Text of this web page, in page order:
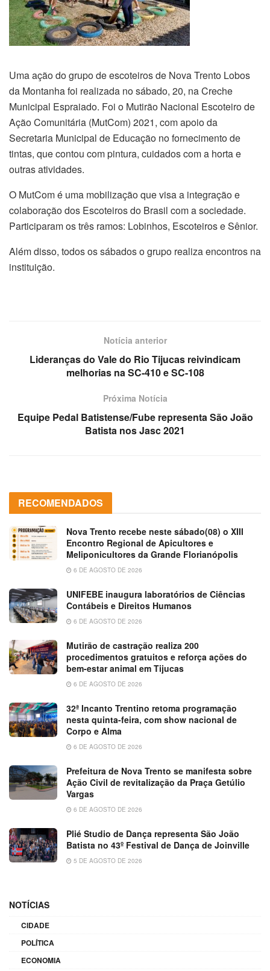
Uma ação do grupo de escoteiros de Nova Trento Lobos
da Montanha foi realizada no sábado, 20, na Creche
Municipal Espraiado. Foi o Mutirão Nacional Escoteiro de
Ação Comunitária (MutCom) 2021, com apoio da
Secretaria Municipal de Educação no fornecimento de
tintas, que contou com pintura, cuidados com a horta e
outras atividades.
O MutCom é uma mobilização que visa a integração e
colaboração dos Escoteiros do Brasil com a sociedade.
Participaram os três ramos: Lobinhos, Escoteiros e Sênior.
Além disso, todos os sábados o grupo realiza encontros na
instituição.
Notícia anterior
Lideranças do Vale do Rio Tijucas reivindicam
melhorias na SC-410 e SC-108
Próxima Notícia
Equipe Pedal Batistense/Fube representa São João
Batista nos Jasc 2021
RECOMENDADOS
Nova Trento recebe neste sábado(08) o XIII
Encontro Regional de Apicultores e
Meliponicultores da Grande Florianópolis
6 DE AGOSTO DE 2026
UNIFEBE inaugura laboratórios de Ciências
Contábeis e Direitos Humanos
6 DE AGOSTO DE 2026
Mutirão de castração realiza 200
procedimentos gratuitos e reforça ações do
bem-estar animal em Tijucas
6 DE AGOSTO DE 2026
32ª Incanto Trentino retoma programação
nesta quinta-feira, com show nacional de
Corpo e Alma
6 DE AGOSTO DE 2026
Prefeitura de Nova Trento se manifesta sobre
Ação Civil de revitalização da Praça Getúlio
Vargas
6 DE AGOSTO DE 2026
Plié Studio de Dança representa São João
Batista no 43º Festival de Dança de Joinville
5 DE AGOSTO DE 2026
NOTÍCIAS
CIDADE
POLÍTICA
ECONOMIA